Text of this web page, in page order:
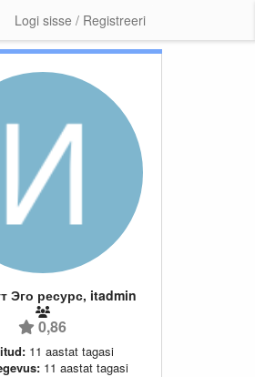
Logi sisse / Registreeri
Эго ресурс, itadmin
0,86
11 aastat tagasi
11 aastat tagasi